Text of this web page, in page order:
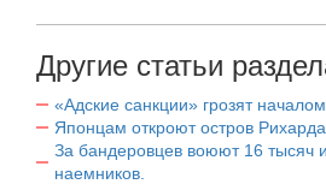
Другие статьи
«Адские санкции» грозят
Японцам откроют остров
За бандеровцев воюют 16 тысяч
наемников.